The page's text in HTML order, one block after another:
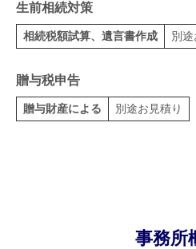
生前相続対策
相続税額試算、遺言書作成 別途
贈与税申告
贈与財産による 別途お見積り
事務所